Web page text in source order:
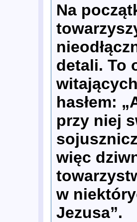
Na
detali. To
hasłem:
przy niej
więc
w
Jezusa”.